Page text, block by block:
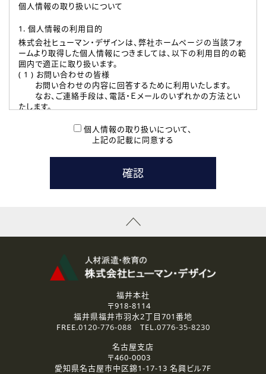
個人情報の取り扱いについて
1. 個人情報の利用目的
株式会社ヒューマン・デザインは、弊社ホームページの当該フォ
ームより取得した個人情報につきましては、以下の利用目的の範
囲内で適正に取り扱います。
( 1 ) お問い合わせの皆様
お問い合わせの内容に回答するために利用いたします。
なお、ご連絡手段は、電話・Ｅメールのいずれかの方法とい
たします。
本登録に関するご連絡および本登録時の参考情報として利
たします。
( 3 ) スタッフ派遣を検討されている企業の皆様
お問い合わせの内容に回答するために利用いたします。
なお、ご連絡手段は、電話・Ｅメールのいずれかの方法とい
資料送付、受講相談に関するご連絡のために利用いたしま
その他、お問い合わせの内容に回答するために利用いたし
なお、ご連絡手段は、電話・Ｅメールのいずれかの方法とい
2.個人情報の第三者提供
ご提供いただいた個人情報は、法令等の規定に従う場合を除き、
3.個人情報の取り扱いの委託
弊社の定める個人情報保護の評価基準を満たした委託先に、個
個人情報の取り扱いについて、
上記の記載に同意する
福井本社
〒918-8114
福井県福井市羽水2丁目701番地
FREE.0120-776-088 TEL.0776-35-8230
名古屋支店
〒460-0003
愛知県名古屋市中区錦1-17-13 名興ビル7F